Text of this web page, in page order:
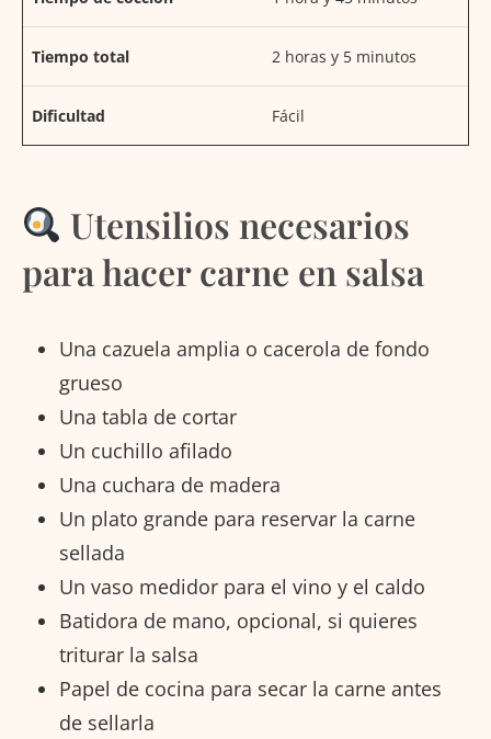
Tiempo total 2 horas y 5 minutos
Dificultad Fácil
Utensilios necesarios
para hacer carne en salsa
Una cazuela amplia o cacerola de fondo
grueso
Una tabla de cortar
Un cuchillo afilado
Una cuchara de madera
Un plato grande para reservar la carne
sellada
Un vaso medidor para el vino y el caldo
Batidora de mano, opcional, si quieres
triturar la salsa
Papel de cocina para secar la carne antes
de sellarla